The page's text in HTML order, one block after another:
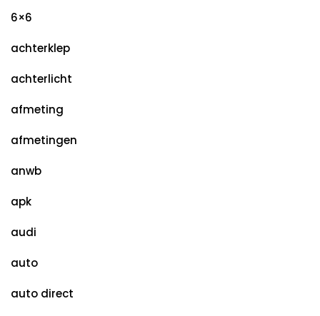
6×6
achterklep
achterlicht
afmeting
afmetingen
anwb
apk
audi
auto
auto direct